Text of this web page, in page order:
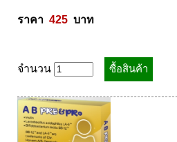
ราคา 425
  บาท
จำนวน